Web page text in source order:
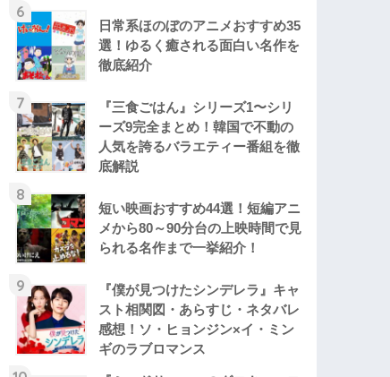
6
日常系ほのぼのアニメおすすめ35
選！ゆるく癒される面白い名作を
徹底紹介
7
『三食ごはん』シリーズ1〜シリ
ーズ9完全まとめ！韓国で不動の
人気を誇るバラエティー番組を徹
底解説
8
短い映画おすすめ44選！短編アニ
メから80～90分台の上映時間で見
られる名作まで一挙紹介！
9
『僕が見つけたシンデレラ』キャ
スト相関図・あらすじ・ネタバレ
感想！ソ・ヒョンジン×イ・ミン
ギのラブロマンス